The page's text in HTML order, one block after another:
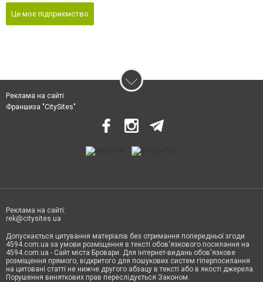
Це моє підприємство
Реклама на сайті
Франшиза "CitySites"
Реклама на сайті:
rek@citysites.ua
Допускається цитування матеріалів без отримання попередньої згоди
4594.com.ua за умови розміщення в тексті обов'язкового посилання на
4594.com.ua - Сайт міста Бровари. Для інтернет-видань обов'язкове
розміщення прямого, відкритого для пошукових систем гіперпосилання
на цитовані статті не нижче другого абзацу в тексті або в якості джерела.
Порушення виняткових прав переслідується Законом.